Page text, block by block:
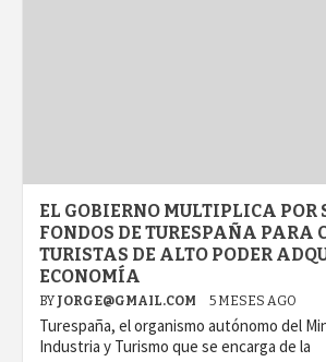
EL GOBIERNO MULTIPLICA POR
FONDOS DE TURESPAÑA PARA
TURISTAS DE ALTO PODER
ECONOMÍA
BY JORGE@GMAIL.COM 5 MESES AGO
Turespaña, el organismo autónomo del
Industria y Turismo que se encarga de la